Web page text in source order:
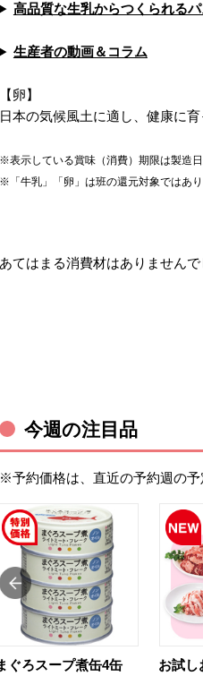
高品質な生乳からつくられる
生産者の動画＆コラム
【卵】
日本の気候風土に適し、健康に
※表示している賞味（消費）期限は製造
※「牛乳」「卵」は班の還元対象ではあり
あてはまる消費材はありませんで
今週の注目品
※予約価格は、直近の予約週の予
ぐろスープ煮缶4缶
お試し